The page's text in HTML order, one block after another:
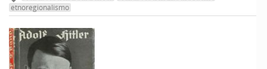
etnoregionalismo